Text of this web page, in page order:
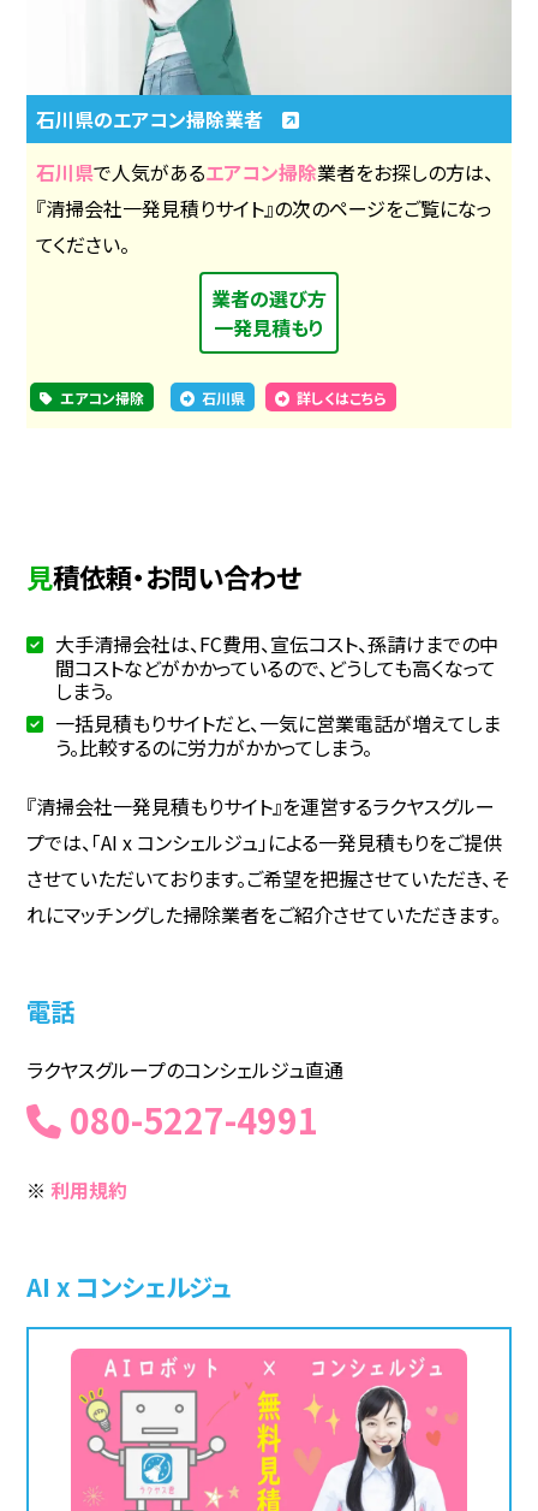
石川県のエアコン掃除業者
石川県で人気があるエアコン掃除業者をお探しの方は、
『清掃会社一発見積りサイト』の次のページをご覧になっ
てください。
業者の選び方
一発見積もり
エアコン掃除 石川県 詳しくはこちら
見積依頼・お問い合わせ
大手清掃会社は、FC費用、宣伝コスト、孫請けまでの中
間コストなどがかかっているので、どうしても高くなって
しまう。
一括見積もりサイトだと、一気に営業電話が増えてしま
う。比較するのに労力がかかってしまう。
『清掃会社一発見積もりサイト』を運営するラクヤスグルー
プでは、「AI x コンシェルジュ」による一発見積もりをご提供
させていただいております。ご希望を把握させていただき、そ
れにマッチングした掃除業者をご紹介させていただきます。
電話
ラクヤスグループのコンシェルジュ直通
080-5227-4991
※利用規約
AI x コンシェルジュ